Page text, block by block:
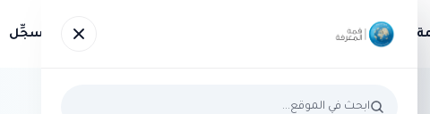
المعرفة أجندة القمة صور سجِّل